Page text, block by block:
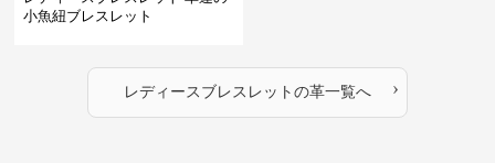
小魚紐ブレスレット
レディースブレスレット の革一覧へ ›